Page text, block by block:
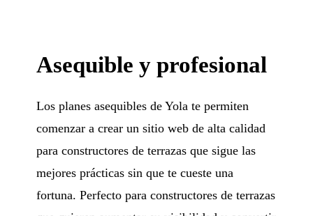
Asequible y profesional
Los planes asequibles de Yola te permiten
comenzar a crear un sitio web de alta calidad
para constructores de terrazas que sigue las
mejores prácticas sin que te cueste una
fortuna. Perfecto para constructores de terrazas